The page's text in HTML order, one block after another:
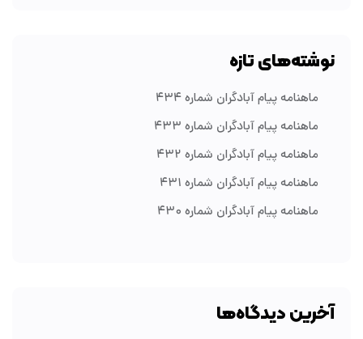
نوشته‌های تازه
ماهنامه پیام آبادگران شماره ۴۳۴
ماهنامه پیام آبادگران شماره ۴۳۳
ماهنامه پیام آبادگران شماره ۴۳۲
ماهنامه پیام آبادگران شماره ۴۳۱
ماهنامه پیام آبادگران شماره ۴۳۰
آخرین دیدگاه‌ها